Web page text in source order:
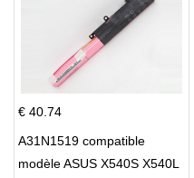
€ 40.74
A31N1519 compatible
modèle ASUS X540S X540L